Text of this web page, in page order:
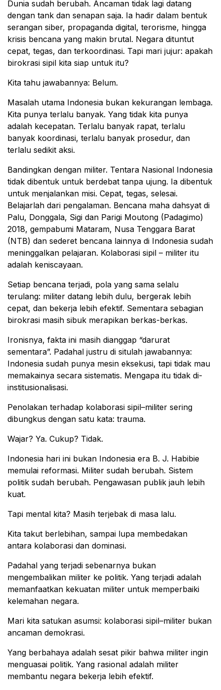
Dunia sudah berubah. Ancaman tidak lagi datang
dengan tank dan senapan saja. Ia hadir dalam bentuk
serangan siber, propaganda digital, terorisme, hingga
krisis bencana yang makin brutal. Negara dituntut
cepat, tegas, dan terkoordinasi. Tapi mari jujur: apakah
birokrasi sipil kita siap untuk itu?
Kita tahu jawabannya: Belum.
Masalah utama Indonesia bukan kekurangan lembaga.
Kita punya terlalu banyak. Yang tidak kita punya
adalah kecepatan. Terlalu banyak rapat, terlalu
banyak koordinasi, terlalu banyak prosedur, dan
terlalu sedikit aksi.
Bandingkan dengan militer. Tentara Nasional Indonesia
tidak dibentuk untuk berdebat tanpa ujung. Ia dibentuk
untuk menjalankan misi. Cepat, tegas, selesai.
Belajarlah dari pengalaman. Bencana maha dahsyat di
Palu, Donggala, Sigi dan Parigi Moutong (Padagimo)
2018, gempabumi Mataram, Nusa Tenggara Barat
(NTB) dan sederet bencana lainnya di Indonesia sudah
meninggalkan pelajaran. Kolaborasi sipil – militer itu
adalah keniscayaan.
Setiap bencana terjadi, pola yang sama selalu
terulang: militer datang lebih dulu, bergerak lebih
cepat, dan bekerja lebih efektif. Sementara sebagian
birokrasi masih sibuk merapikan berkas-berkas.
Ironisnya, fakta ini masih dianggap “darurat
sementara”. Padahal justru di situlah jawabannya:
Indonesia sudah punya mesin eksekusi, tapi tidak mau
memakainya secara sistematis. Mengapa itu tidak di-
institusionalisasi.
Penolakan terhadap kolaborasi sipil–militer sering
dibungkus dengan satu kata: trauma.
Wajar? Ya. Cukup? Tidak.
Indonesia hari ini bukan Indonesia era B. J. Habibie
memulai reformasi. Militer sudah berubah. Sistem
politik sudah berubah. Pengawasan publik jauh lebih
kuat.
Tapi mental kita? Masih terjebak di masa lalu.
Kita takut berlebihan, sampai lupa membedakan
antara kolaborasi dan dominasi.
Padahal yang terjadi sebenarnya bukan
mengembalikan militer ke politik. Yang terjadi adalah
memanfaatkan kekuatan militer untuk memperbaiki
kelemahan negara.
Mari kita satukan asumsi: kolaborasi sipil–militer bukan
ancaman demokrasi.
Yang berbahaya adalah sesat pikir bahwa militer ingin
menguasai politik. Yang rasional adalah militer
membantu negara bekerja lebih efektif.